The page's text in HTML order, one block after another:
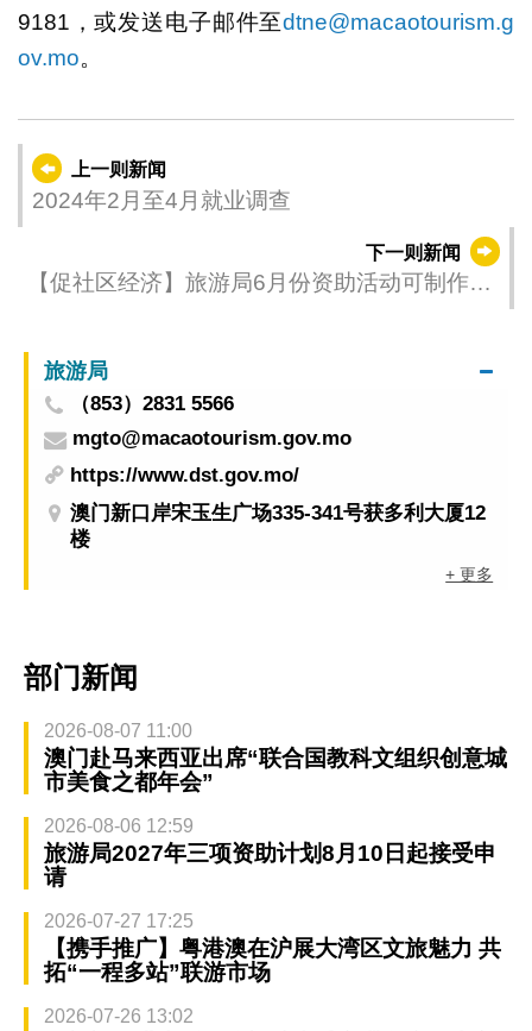
9181，或发送电子邮件至dtne@macaotourism.g
ov.mo。
上一则新闻
2024年2月至4月就业调查
下一则新闻
【促社区经济】旅游局6月份资助活动可制作节
旅游局
（853）2831 5566
mgto@macaotourism.gov.mo
https://www.dst.gov.mo/
澳门新口岸宋玉生广场335-341号获多利大厦12
楼
+ 更多
部门新闻
2026-08-07 11:00
澳门赴马来西亚出席“联合国教科文组织创意城
市美食之都年会”
2026-08-06 12:59
旅游局2027年三项资助计划8月10日起接受申
请
2026-07-27 17:25
【携手推广】粤港澳在沪展大湾区文旅魅力 共
拓“一程多站”联游市场
2026-07-26 13:02